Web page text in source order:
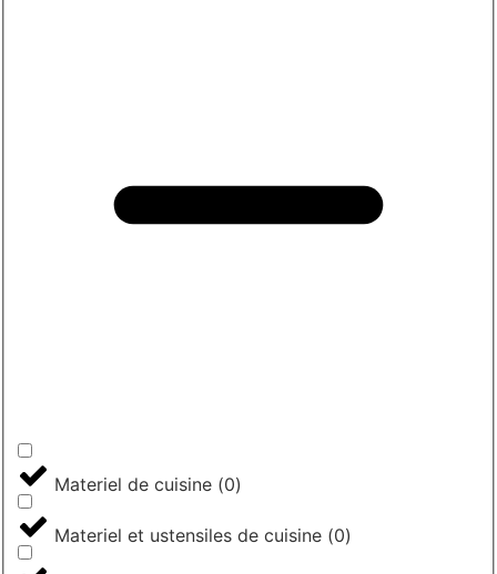
Materiel de cuisine (0)
Materiel et ustensiles de cuisine (0)